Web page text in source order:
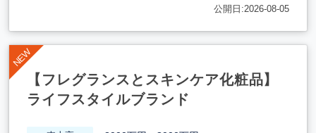
公開日:2026-08-05
【フレグランスとスキンケア化粧品】
ライフスタイルブランド